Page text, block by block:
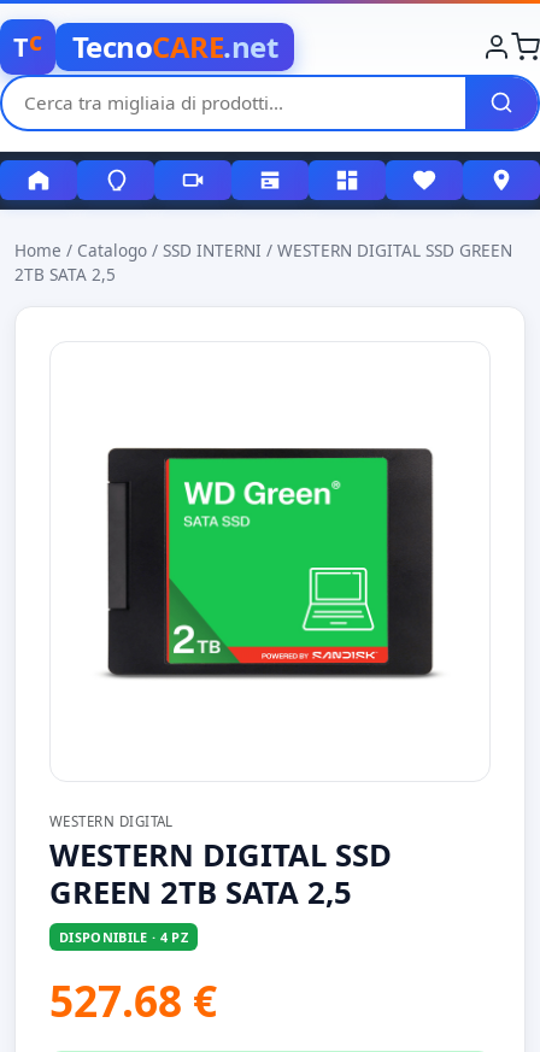
Tc TecnoCARE.net
Home / Catalogo / SSD INTERNI / WESTERN DIGITAL SSD GREEN
2TB SATA 2,5
WESTERN DIGITAL
WESTERN DIGITAL SSD
GREEN 2TB SATA 2,5
DISPONIBILE · 4 PZ
527.68 €